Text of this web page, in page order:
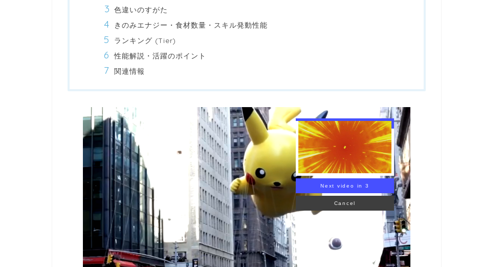
色違いのすがた
きのみエナジー・食材数量・スキル発動性能
ランキング (Tier)
性能解説・活躍のポイント
関連情報
Next video in 1
Cancel